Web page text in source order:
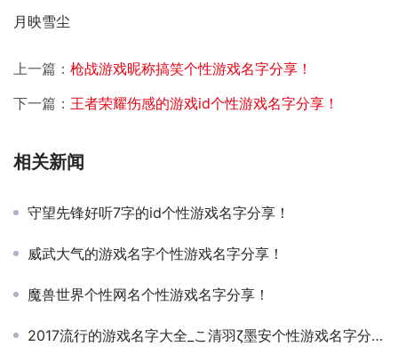
月映雪尘
上一篇： 枪战游戏昵称搞笑个性游戏名字分享！
下一篇： 王者荣耀伤感的游戏id个性游戏名字分享！
相关新闻
守望先锋好听7字的id个性游戏名字分享！
威武大气的游戏名字个性游戏名字分享！
魔兽世界个性网名个性游戏名字分享！
2017流行的游戏名字大全_こ清羽ζ墨安个性游戏名字分享！